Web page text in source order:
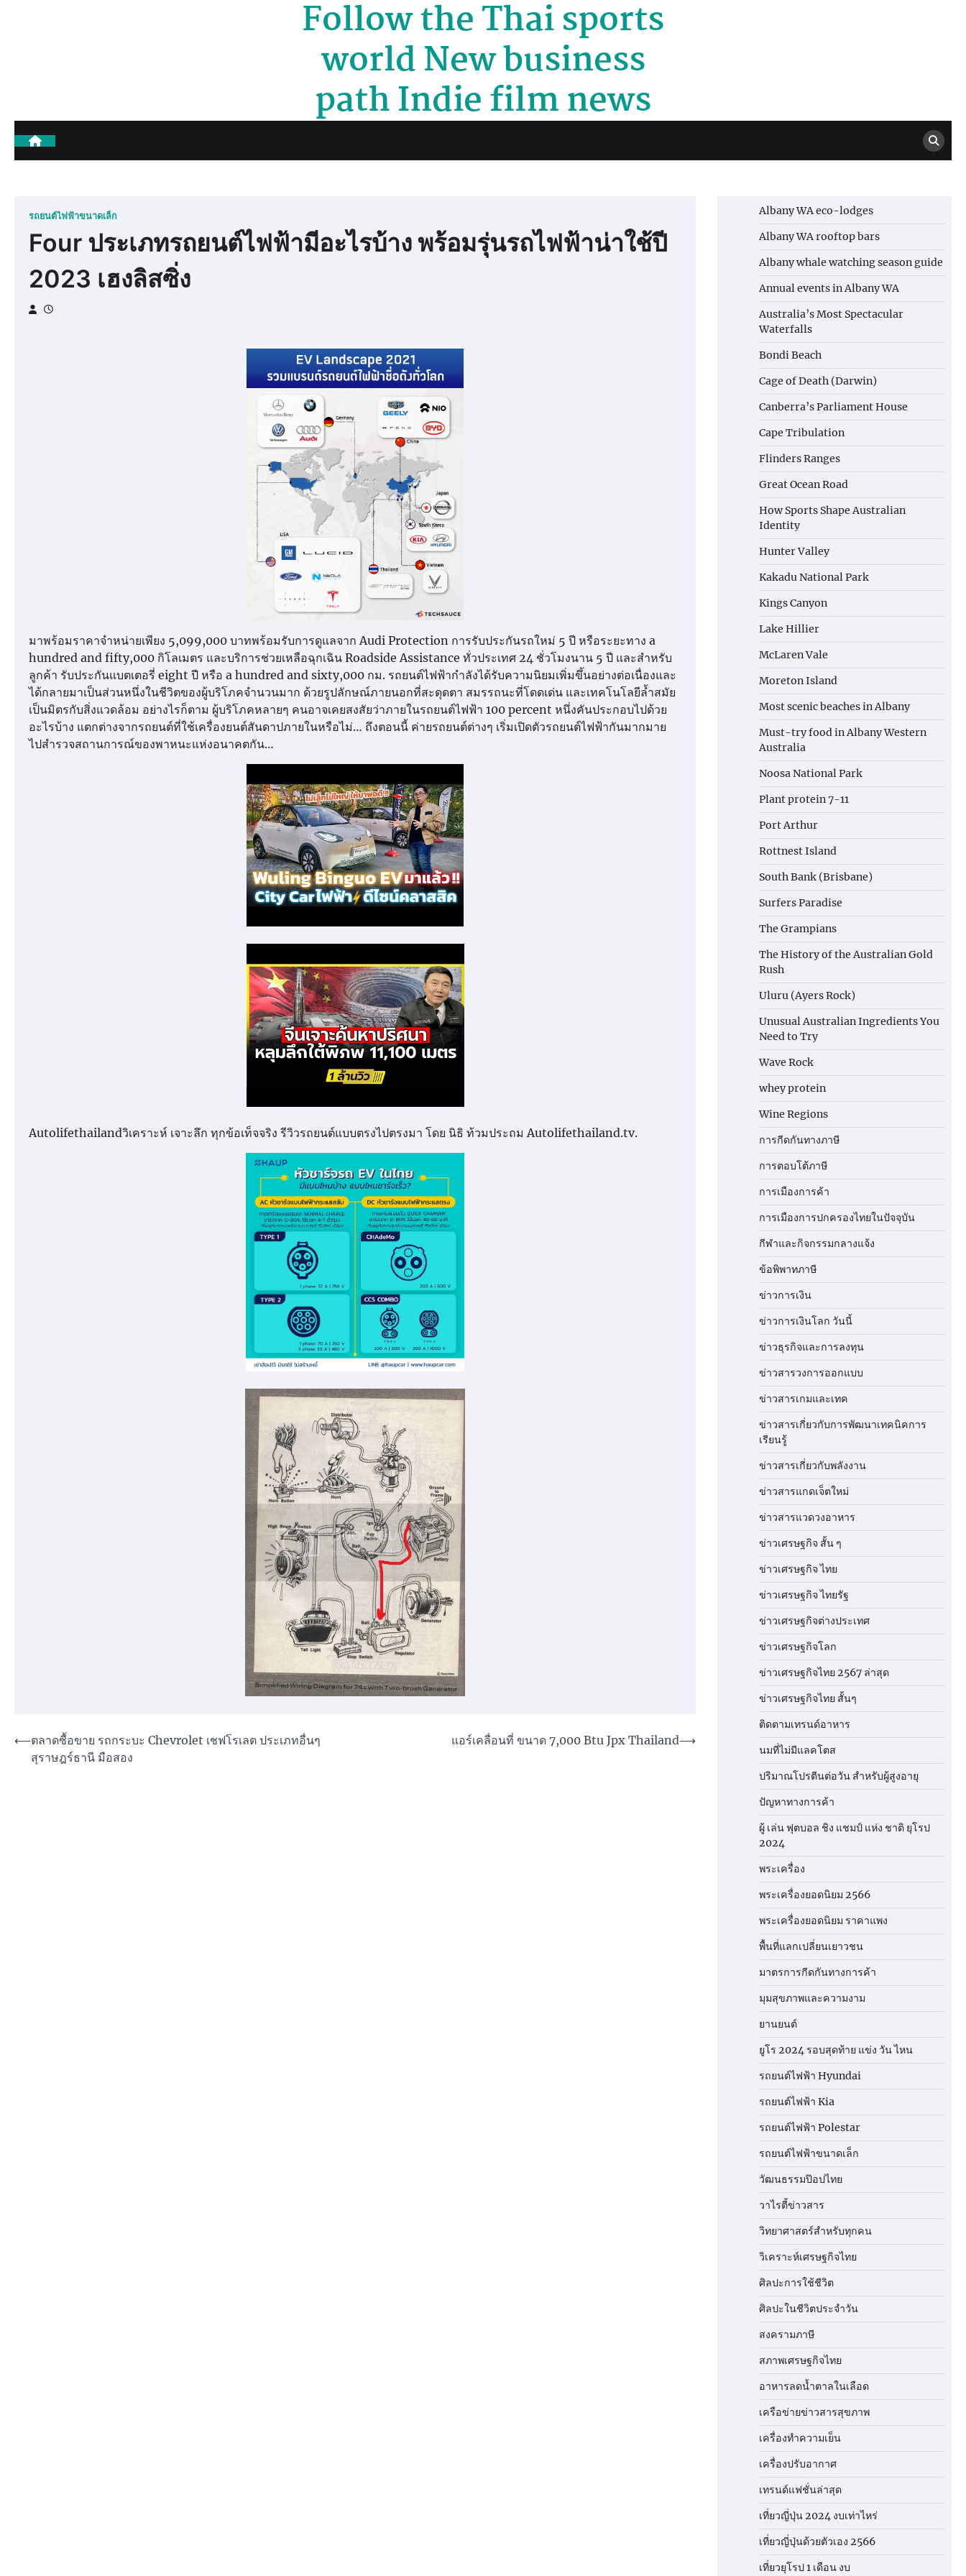
Follow the Thai sports
world New business
path Indie film news
รถยนต์ไฟฟ้าขนาดเล็ก
Four ประเภทรถยนต์ไฟฟ้ามีอะไรบ้าง พร้อมรุ่นรถไฟฟ้าน่าใช้ปี
2023 เฮงลิสซิ่ง
มาพร้อมราคาจำหน่ายเพียง 5,099,000 บาทพร้อมรับการดูแลจาก Audi Protection การรับประกันรถใหม่ 5 ปี หรือระยะทาง a
hundred and fifty,000 กิโลเมตร และบริการช่วยเหลือฉุกเฉิน Roadside Assistance ทั่วประเทศ 24 ชั่วโมงนาน 5 ปี และสำหรับ
ลูกค้า รับประกันแบตเตอรี่ eight ปี หรือ a hundred and sixty,000 กม. รถยนต์ไฟฟ้ากำลังได้รับความนิยมเพิ่มขึ้นอย่างต่อเนื่องและ
ได้กลายมาเป็นส่วนหนึ่งในชีวิตของผู้บริโภคจำนวนมาก ด้วยรูปลักษณ์ภายนอกที่สะดุดตา สมรรถนะที่โดดเด่น และเทคโนโลยีล้ำสมัย
เป็นมิตรกับสิ่งแวดล้อม อย่างไรก็ตาม ผู้บริโภคหลายๆ คนอาจเคยสงสัยว่าภายในรถยนต์ไฟฟ้า 100 percent หนึ่งคันประกอบไปด้วย
อะไรบ้าง แตกต่างจากรถยนต์ที่ใช้เครื่องยนต์สันดาปภายในหรือไม่… ถึงตอนนี้ ค่ายรถยนต์ต่างๆ เริ่มเปิดตัวรถยนต์ไฟฟ้ากันมากมาย
ไปสำรวจสถานการณ์ของพาหนะแห่งอนาคตกัน…
Autolifethailandวิเคราะห์ เจาะลึก ทุกข้อเท็จจริง รีวิวรถยนต์แบบตรงไปตรงมา โดย นิธิ ท้วมประถม Autolifethailand.tv.
Post
navigation
⟵ตลาดซื้อขาย รถกระบะ Chevrolet เชฟโรเลต ประเภทอื่นๆ
สุราษฎร์ธานี มือสอง
แอร์เคลื่อนที่ ขนาด 7,000 Btu Jpx Thailand⟶
Albany WA eco-lodges
Albany WA rooftop bars
Albany whale watching season guide
Annual events in Albany WA
Australia’s Most Spectacular
Waterfalls
Bondi Beach
Cage of Death (Darwin)
Canberra’s Parliament House
Cape Tribulation
Flinders Ranges
Great Ocean Road
How Sports Shape Australian
Identity
Hunter Valley
Kakadu National Park
Kings Canyon
Lake Hillier
McLaren Vale
Moreton Island
Most scenic beaches in Albany
Must-try food in Albany Western
Australia
Noosa National Park
Plant protein 7-11
Port Arthur
Rottnest Island
South Bank (Brisbane)
Surfers Paradise
The Grampians
The History of the Australian Gold
Rush
Uluru (Ayers Rock)
Unusual Australian Ingredients You
Need to Try
Wave Rock
whey protein
Wine Regions
การกีดกันทางภาษี
การตอบโต้ภาษี
การเมืองการค้า
การเมืองการปกครองไทยในปัจจุบัน
กีฬาและกิจกรรมกลางแจ้ง
ข้อพิพาทภาษี
ข่าวการเงิน
ข่าวการเงินโลก วันนี้
ข่าวธุรกิจและการลงทุน
ข่าวสารวงการออกแบบ
ข่าวสารเกมและเทค
ข่าวสารเกี่ยวกับการพัฒนาเทคนิคการ
เรียนรู้
ข่าวสารเกี่ยวกับพลังงาน
ข่าวสารแกดเจ็ตใหม่
ข่าวสารแวดวงอาหาร
ข่าวเศรษฐกิจ สั้น ๆ
ข่าวเศรษฐกิจ ไทย
ข่าวเศรษฐกิจ ไทยรัฐ
ข่าวเศรษฐกิจต่างประเทศ
ข่าวเศรษฐกิจโลก
ข่าวเศรษฐกิจไทย 2567 ล่าสุด
ข่าวเศรษฐกิจไทย สั้นๆ
ติดตามเทรนด์อาหาร
นมที่ไม่มีแลคโตส
ปริมาณโปรตีนต่อวัน สำหรับผู้สูงอายุ
ปัญหาทางการค้า
ผู้ เล่น ฟุตบอล ชิง แชมป์ แห่ง ชาติ ยุโรป
2024
พระเครื่อง
พระเครื่องยอดนิยม 2566
พระเครื่องยอดนิยม ราคาแพง
พื้นที่แลกเปลี่ยนเยาวชน
มาตรการกีดกันทางการค้า
มุมสุขภาพและความงาม
ยานยนต์
ยูโร 2024 รอบสุดท้าย แข่ง วัน ไหน
รถยนต์ไฟฟ้า Hyundai
รถยนต์ไฟฟ้า Kia
รถยนต์ไฟฟ้า Polestar
รถยนต์ไฟฟ้าขนาดเล็ก
วัฒนธรรมป๊อปไทย
วาไรตี้ข่าวสาร
วิทยาศาสตร์สำหรับทุกคน
วิเคราะห์เศรษฐกิจไทย
ศิลปะการใช้ชีวิต
ศิลปะในชีวิตประจำวัน
สงครามภาษี
สภาพเศรษฐกิจไทย
อาหารลดน้ำตาลในเลือด
เครือข่ายข่าวสารสุขภาพ
เครื่องทำความเย็น
เครื่องปรับอากาศ
เทรนด์แฟชั่นล่าสุด
เที่ยวญี่ปุ่น 2024 งบเท่าไหร่
เที่ยวญี่ปุ่นด้วยตัวเอง 2566
เที่ยวยุโรป 1 เดือน งบ